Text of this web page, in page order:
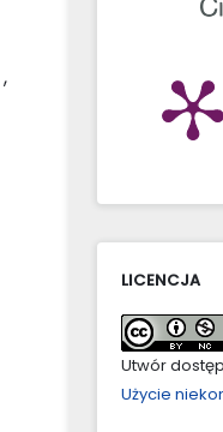
,
LICENCJA
Utwór
Użycie